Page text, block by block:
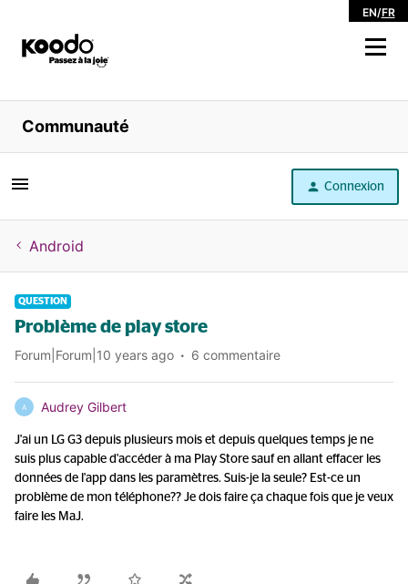
EN/FR
Magasiner
Libre service
Aide
Communauté
Connexion
Android
QUESTION
Problème de play store
Forum|Forum|10 years ago 6 commentaire
A Audrey Gilbert
J'ai un LG G3 depuis plusieurs mois et depuis quelques temps je ne
suis plus capable d'accéder à ma Play Store sauf en allant effacer les
données de l'app dans les paramètres. Suis-je la seule? Est-ce un
problème de mon téléphone?? Je dois faire ça chaque fois que je veux
faire les MaJ.